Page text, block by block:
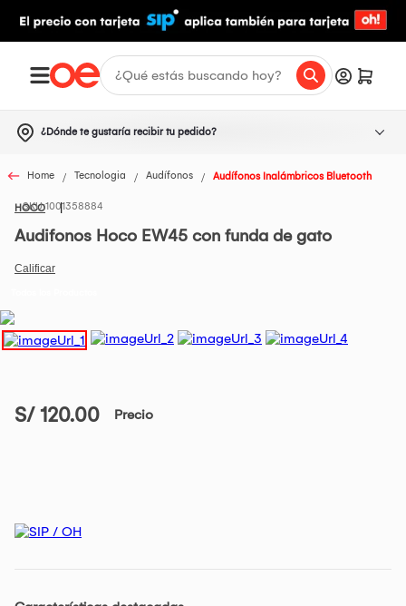
¿Dónde te gustaría recibir tu pedido?
Home Tecnologia Audífonos Audífonos Inalámbricos Bluetooth
HOCO1001358884
Audifonos Hoco EW45 con funda de gato
S/ 120.00 Precio